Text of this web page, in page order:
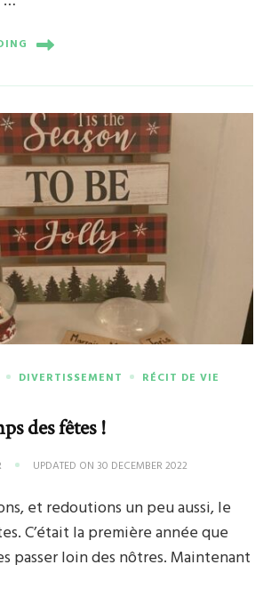
DIVERTISSEMENT
RÉCIT DE VIE
des fêtes !
UPDATED ON 30 DECEMBER 2022
et redoutions un peu aussi, le
C’était la première année que
passer loin des nôtres. Maintenant